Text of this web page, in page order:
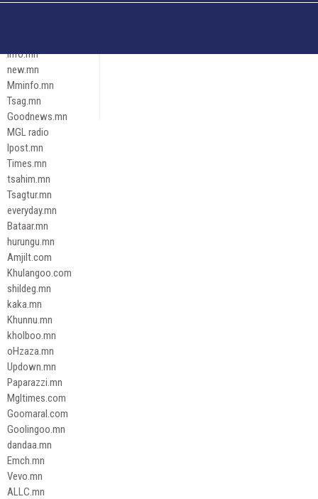
Эрх зүй
info.mn
new.mn
Mminfo.mn
Tsag.mn
Goodnews.mn
MGL radio
Ipost.mn
Times.mn
tsahim.mn
Tsagtur.mn
everyday.mn
Bataar.mn
hurungu.mn
Amjilt.com
Khulangoo.com
shildeg.mn
kaka.mn
Khunnu.mn
kholboo.mn
oHzaza.mn
Updown.mn
Paparazzi.mn
Mgltimes.com
Goomaral.com
Goolingoo.mn
dandaa.mn
Emch.mn
Vevo.mn
ALLC.mn